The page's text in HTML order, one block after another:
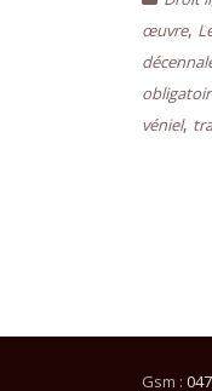
œuvre,
véniel,
Gsm :